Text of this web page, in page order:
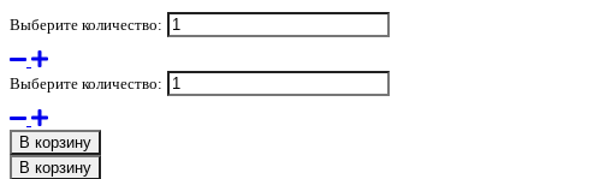
Выберите количество:
Выберите количество:
В корзину
В корзину